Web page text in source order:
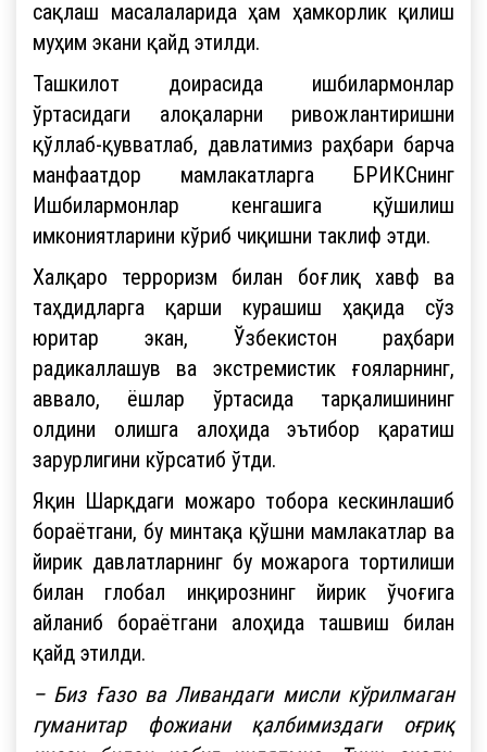
сақлаш масалаларида ҳам ҳамкорлик қилиш
муҳим экани қайд этилди.
Ташкилот доирасида ишбилармонлар
ўртасидаги алоқаларни ривожлантиришни
қўллаб-қувватлаб, давлатимиз раҳбари барча
манфаатдор мамлакатларга БРИКСнинг
Ишбилармонлар кенгашига қўшилиш
имкониятларини кўриб чиқишни таклиф этди.
Халқаро терроризм билан боғлиқ хавф ва
таҳдидларга қарши курашиш ҳақида сўз
юритар экан, Ўзбекистон раҳбари
радикаллашув ва экстремистик ғояларнинг,
аввало, ёшлар ўртасида тарқалишининг
олдини олишга алоҳида эътибор қаратиш
зарурлигини кўрсатиб ўтди.
Яқин Шарқдаги можаро тобора кескинлашиб
бораётгани, бу минтақа қўшни мамлакатлар ва
йирик давлатларнинг бу можарога тортилиши
билан глобал инқирознинг йирик ўчоғига
айланиб бораётгани алоҳида ташвиш билан
қайд этилди.
– Биз Ғазо ва Ливандаги мисли кўрилмаган
гуманитар фожиани қалбимиздаги оғриқ